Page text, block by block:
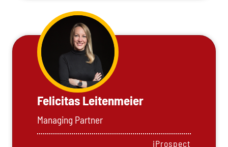
Felicitas Leitenmeier
Managing Partner
iProspect